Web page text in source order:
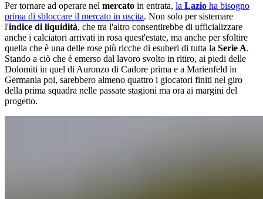
Per tornare ad operare nel mercato in entrata, la Lazio ha bisogno
prima di sbloccare il mercato in uscita. Non solo per sistemare
l'indice di liquidità, che tra l'altro consentirebbe di ufficializzare
anche i calciatori arrivati in rosa quest'estate, ma anche per sfoltire
quella che è una delle rose più ricche di esuberi di tutta la Serie A.
Stando a ciò che è emerso dal lavoro svolto in ritiro, ai piedi delle
Dolomiti in quel di Auronzo di Cadore prima e a Marienfeld in
Germania poi, sarebbero almeno quattro i giocatori finiti nel giro
della prima squadra nelle passate stagioni ma ora ai margini del
progetto.